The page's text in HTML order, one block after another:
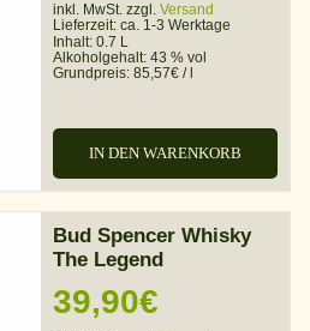
inkl. MwSt. zzgl. Versand
Lieferzeit: ca. 1-3 Werktage
Inhalt: 0.7 L
Alkoholgehalt: 43 % vol
Grundpreis: 85,57€ /
IN DEN WARENKORB
Bud Spencer Whisky
The Legend
39,90€